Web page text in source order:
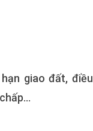
giao đất, điều